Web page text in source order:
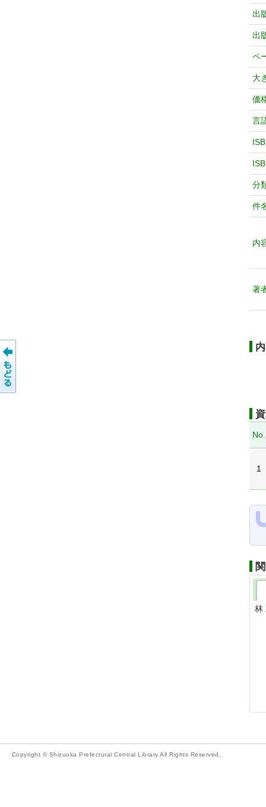
出
出
ペ
大
価
言
分
件
内
著
No.
1
林
Copyright © Shizuoka Prefectural Central Library All Rights Reserved.